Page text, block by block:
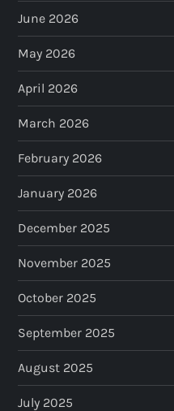
June 2026
May 2026
April 2026
March 2026
February 2026
January 2026
December 2025
November 2025
October 2025
September 2025
August 2025
July 2025